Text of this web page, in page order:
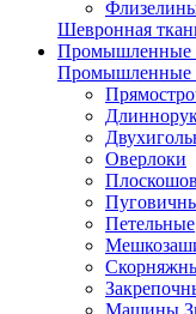
Шевронная
Оверлоки
Петельные
Машины